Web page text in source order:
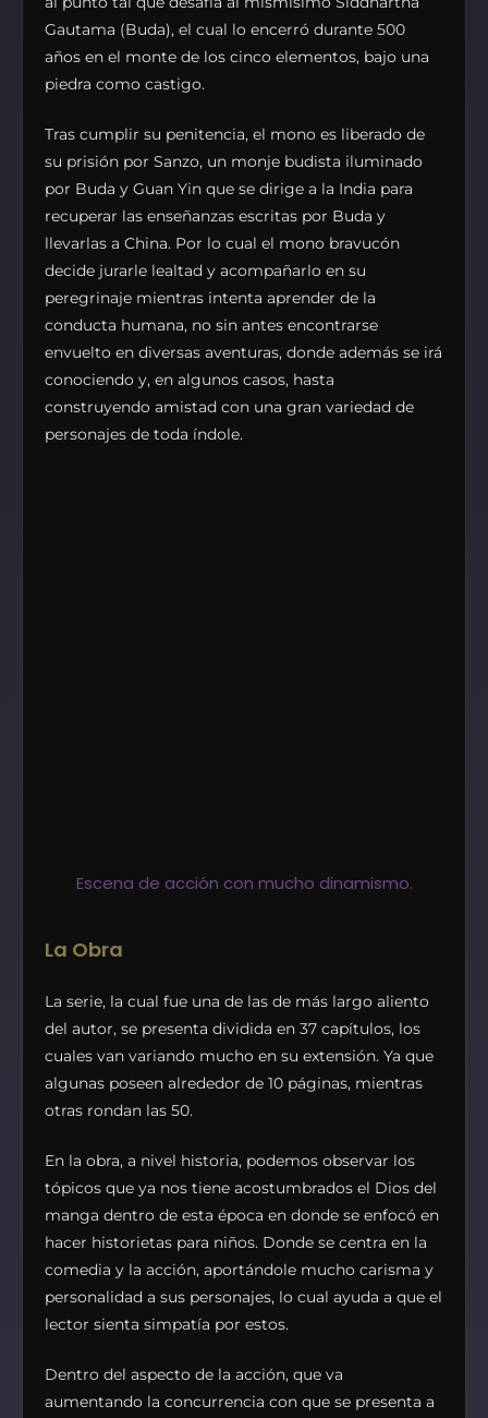
Gautama (Buda), el cual lo encerró durante 500
años en el monte de los cinco elementos, bajo una
piedra como castigo.
Tras cumplir su penitencia, el mono es liberado de
su prisión por Sanzo, un monje budista iluminado
por Buda y Guan Yin que se dirige a la India para
recuperar las enseñanzas escritas por Buda y
llevarlas a China. Por lo cual el mono bravucón
decide jurarle lealtad y acompañarlo en su
peregrinaje mientras intenta aprender de la
conducta humana, no sin antes encontrarse
envuelto en diversas aventuras, donde además se irá
conociendo y, en algunos casos, hasta
construyendo amistad con una gran variedad de
personajes de toda índole.
Escena de acción con mucho dinamismo.
La Obra
La serie, la cual fue una de las de más largo aliento
del autor, se presenta dividida en 37 capítulos, los
cuales van variando mucho en su extensión. Ya que
algunas poseen alrededor de 10 páginas, mientras
otras rondan las 50.
En la obra, a nivel historia, podemos observar los
tópicos que ya nos tiene acostumbrados el Dios del
manga dentro de esta época en donde se enfocó en
hacer historietas para niños. Donde se centra en la
comedia y la acción, aportándole mucho carisma y
personalidad a sus personajes, lo cual ayuda a que el
lector sienta simpatía por estos.
Dentro del aspecto de la acción, que va
aumentando la concurrencia con que se presenta a